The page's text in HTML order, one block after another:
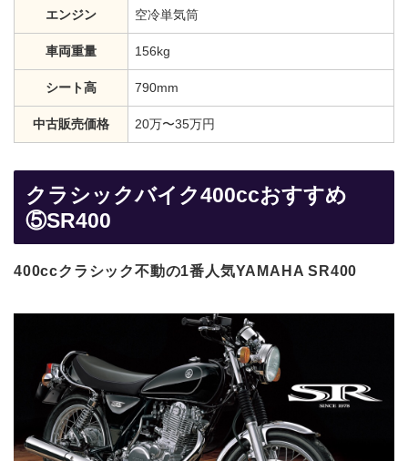
エンジン 空冷単気筒
車両重量 156kg
シート高 790mm
中古販売価格 20万〜35万円
クラシックバイク400ccおすすめ
⑤SR400
400ccクラシック不動の1番人気YAMAHA SR400